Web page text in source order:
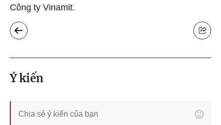
Công ty Vinamit.
Ý kiến